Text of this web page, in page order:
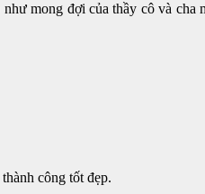
mong đợi của thầy cô và cha
công tốt đẹp.